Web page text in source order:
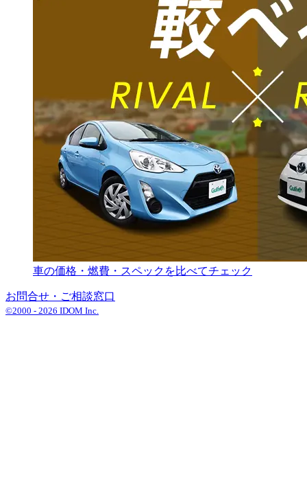
車の価格・燃費・スペックを比べてチェック
お問合せ・ご相談窓口
©2000 - 2026 IDOM Inc.